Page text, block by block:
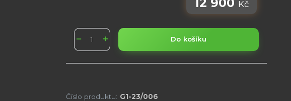
Kč
Do košíku
Číslo produktu: G1-23/006